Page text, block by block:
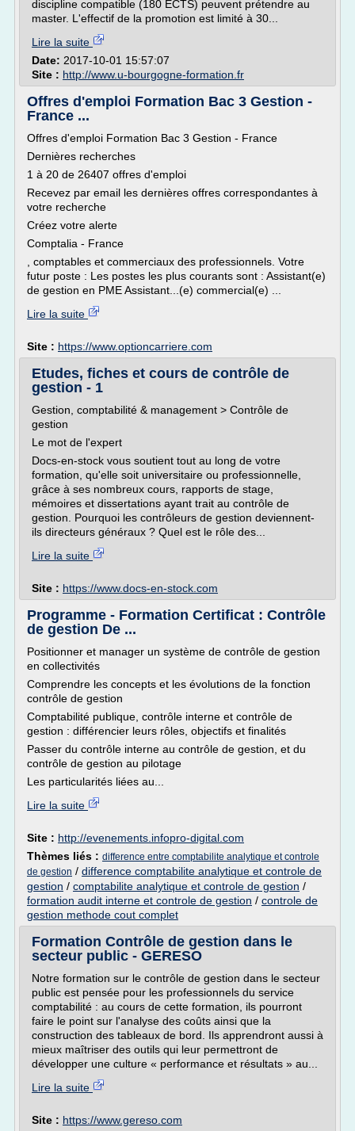
discipline compatible (180 ECTS) peuvent prétendre au
master. L'effectif de la promotion est limité à 30...
Lire la suite
Date: 2017-10-01 15:57:07
Site : http://www.u-bourgogne-formation.fr
Offres d'emploi Formation Bac 3 Gestion -
France ...
Offres d'emploi Formation Bac 3 Gestion - France
Dernières recherches
1 à 20 de 26407 offres d'emploi
Recevez par email les dernières offres correspondantes à
votre recherche
Créez votre alerte
Comptalia - France
, comptables et commerciaux des professionnels. Votre
futur poste : Les postes les plus courants sont : Assistant(e)
de gestion en PME Assistant...(e) commercial(e) ...
Lire la suite
Site : https://www.optioncarriere.com
Etudes, fiches et cours de contrôle de
gestion - 1
Gestion, comptabilité & management > Contrôle de
gestion
Le mot de l'expert
Docs-en-stock vous soutient tout au long de votre
formation, qu'elle soit universitaire ou professionnelle,
grâce à ses nombreux cours, rapports de stage,
mémoires et dissertations ayant trait au contrôle de
gestion. Pourquoi les contrôleurs de gestion deviennent-
ils directeurs généraux ? Quel est le rôle des...
Lire la suite
Site : https://www.docs-en-stock.com
Programme - Formation Certificat : Contrôle
de gestion De ...
Positionner et manager un système de contrôle de gestion
en collectivités
Comprendre les concepts et les évolutions de la fonction
contrôle de gestion
Comptabilité publique, contrôle interne et contrôle de
gestion : différencier leurs rôles, objectifs et finalités
Passer du contrôle interne au contrôle de gestion, et du
contrôle de gestion au pilotage
Les particularités liées au...
Lire la suite
Site : http://evenements.infopro-digital.com
Thèmes liés : difference entre comptabilite analytique et controle
de gestion / difference comptabilite analytique et controle de
gestion / comptabilite analytique et controle de gestion /
formation audit interne et controle de gestion / controle de
gestion methode cout complet
Formation Contrôle de gestion dans le
secteur public - GERESO
Notre formation sur le contrôle de gestion dans le secteur
public est pensée pour les professionnels du service
comptabilité : au cours de cette formation, ils pourront
faire le point sur l'analyse des coûts ainsi que la
construction des tableaux de bord. Ils apprendront aussi à
mieux maîtriser des outils qui leur permettront de
développer une culture « performance et résultats » au...
Lire la suite
Site : https://www.gereso.com